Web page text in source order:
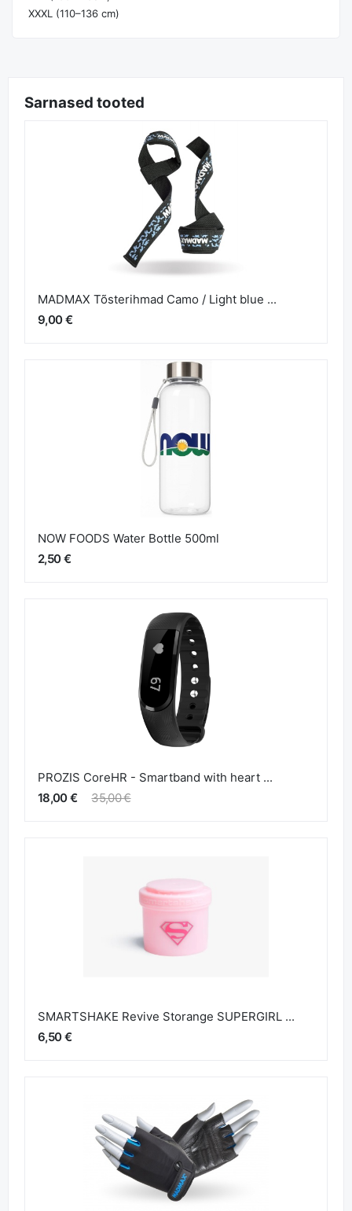
XXXL (110–136 cm)
Sarnased tooted
MADMAX Tõsterihmad Camo / Light blue ...
9,00 €
NOW FOODS Water Bottle 500ml
2,50 €
PROZIS CoreHR - Smartband with heart ...
18,00 €
35,00 €
SMARTSHAKE Revive Storange SUPERGIRL ...
6,50 €